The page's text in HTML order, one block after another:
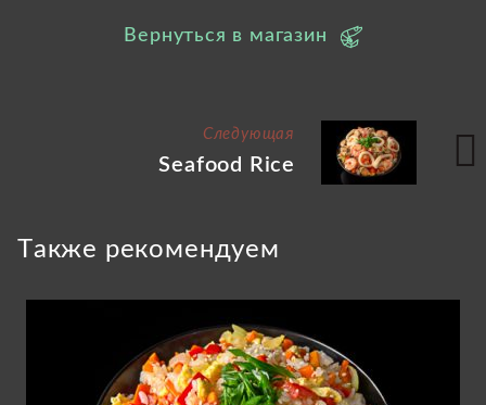
Вернуться в магазин
Следующая
Seafood Rice
Tакже рекомендуем